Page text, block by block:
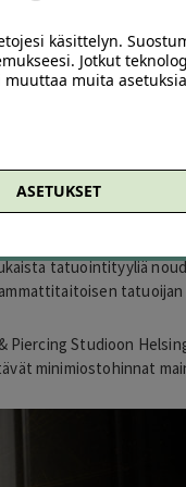
ottamista? Nyt jos
sinulle nyt oivallisen
50 €:n arvoinen tai
värien ja
kanssa toiveitasi
tatuointityyliä
tatuoijan
Studioon
minimiostohinnat
Hyvä
käsittelyn.
Jotkut
muita
ASETUKSET